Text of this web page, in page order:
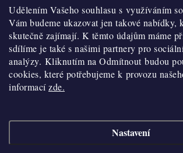
Udělením Vašeho souhlasu s využíváním
Vám budeme ukazovat jen takové nabídky,
skutečně zajímají. K těmto údajům máme
sdílíme je také s našimi partnery pro
analýzy. Kliknutím na Odmítnout budou
cookies, které potřebujeme k provozu
informacízde.
Nastavení
Obchodní podmínky
Hodnocení obchodu
Blog
Moje objednávka
Historie
Kontakty
O nákupu
Reklamace a vratky
Výdejní místa
Copyright 2026